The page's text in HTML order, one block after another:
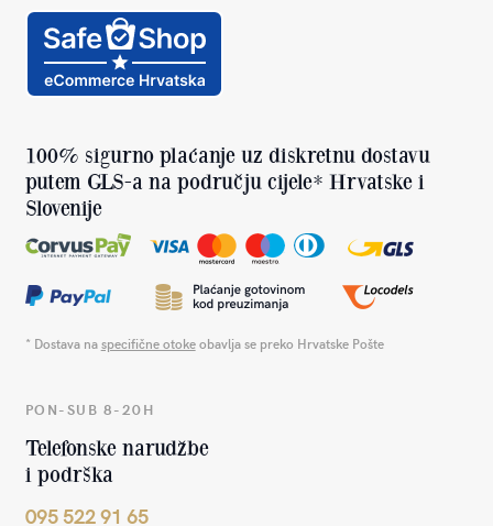
100% sigurno plaćanje uz diskretnu dostavu
putem GLS-a na području cijele* Hrvatske i
Slovenije
* Dostava naspecifične otokeobavlja se preko Hrvatske Pošte
PON-SUB 8-20H
Telefonske narudžbe
i podrška
095 522 91 65